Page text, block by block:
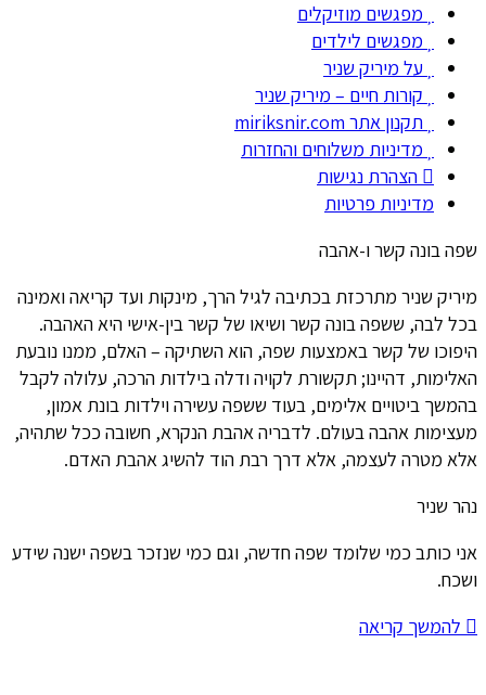
מפגשים מוזיקלים
מפגשים לילדים
על מיריק שניר
קורות חיים – מיריק שניר
תקנון אתר miriksnir.com
מדיניות משלוחים והחזרות
הצהרת נגישות
מדיניות פרטיות
שפה בונה קשר ו-אהבה
מיריק שניר מתרכזת בכתיבה לגיל הרך, מינקות ועד קריאה ואמינה
בכל לבה, ששפה בונה קשר ושיאו של קשר בין-אישי היא האהבה.
היפוכו של קשר באמצעות שפה, הוא השתיקה – האלם, ממנו נובעת
האלימות, דהיינו; תקשורת לקויה ודלה בילדות הרכה, עלולה לקבל
בהמשך ביטויים אלימים, בעוד ששפה עשירה וילדות בונת אמון,
מעצימות אהבה בעולם. לדבריה אהבת הנקרא, חשובה ככל שתהיה,
אלא מטרה לעצמה, אלא דרך רבת הוד להשיג אהבת האדם.
נהר שניר
אני כותב כמי שלומד שפה חדשה, וגם כמי שנזכר בשפה ישנה שידע
ושכח.
להמשך קריאה